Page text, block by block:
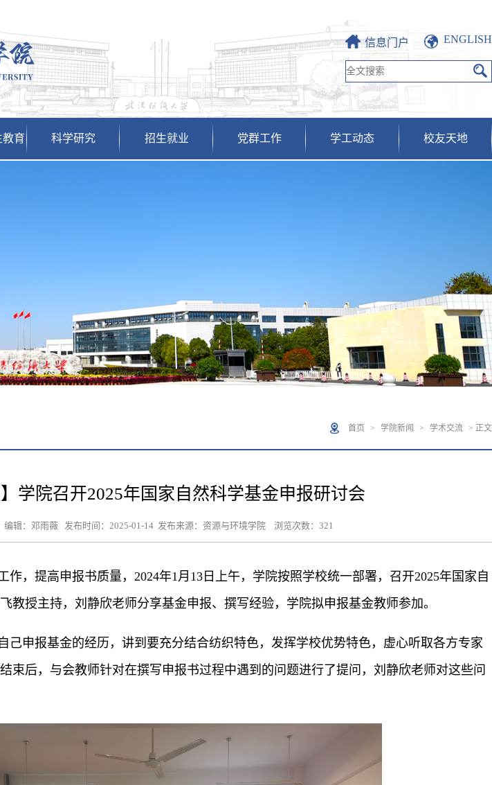
信息门户 ENGLISH
教育 科学研究 招生就业 党群工作 学工动态 校友天地
首页 > 学院新闻 > 学术交流 > 正文
】学院召开2025年国家自然科学基金申报研讨会
编辑：邓雨薇 发布时间：2025-01-14 发布来源：资源与环境学院 浏览次数：321
作，提高申报书质量， 2024年1月 13日上午，学院按照学校统一部署，召开2025年国家自
教授主持，刘静欣老师分享基金申报、撰写经验，学院拟申报基金教师参加。
己申报基金的经历，讲到要充分结合纺织特色，发挥学校优势特色，虚心听取各方专家
束后，与会教师针对在撰写申报书过程中遇到的问题进行了提问，刘静欣老师对这些问